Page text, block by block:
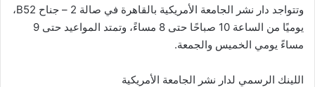
وتتواجد دار نشر الجامعة الأمريكية بالقاهرة في صالة 2 – جناح B52،
يوميًا من الساعة 10 صباحًا حتى 8 مساءً، وتمتد المواعيد حتى 9
مساءً يومي الخميس والجمعة.
اللينك الرسمي لدار نشر الجامعة الأمريكية